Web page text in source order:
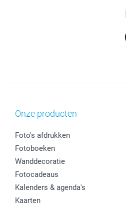
Onze producten
Foto's afdrukken
Fotoboeken
Wanddecoratie
Fotocadeaus
Kalenders & agenda's
Kaarten